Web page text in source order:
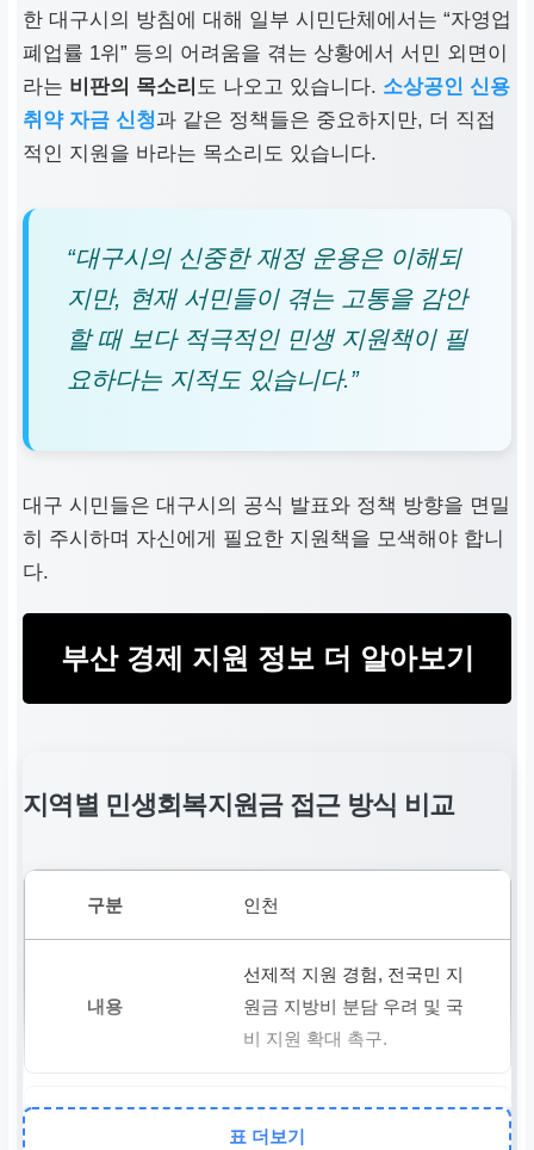
한 대구시의 방침에 대해 일부 시민단체에서는 “자영업
폐업률 1위” 등의 어려움을 겪는 상황에서 서민 외면이
라는 비판의 목소리 도 나오고 있습니다. 소상공인 신용
취약 자금 신청과 같은 정책들은 중요하지만, 더 직접
적인 지원을 바라는 목소리도 있습니다.
“대구시의 신중한 재정 운용은 이해되
지만, 현재 서민들이 겪는 고통을 감안
할 때 보다 적극적인 민생 지원책이 필
요하다는 지적도 있습니다.”
대구 시민들은 대구시의 공식 발표와 정책 방향을 면밀
히 주시하며 자신에게 필요한 지원책을 모색해야 합니
다.
부산 경제 지원 정보 더 알아보기
지역별 민생회복지원금 접근 방식 비교
인천
선제적 지원 경험, 전국민 지
원금 지방비 분담 우려 및 국
비 지원 확대 촉구.
표 더보기